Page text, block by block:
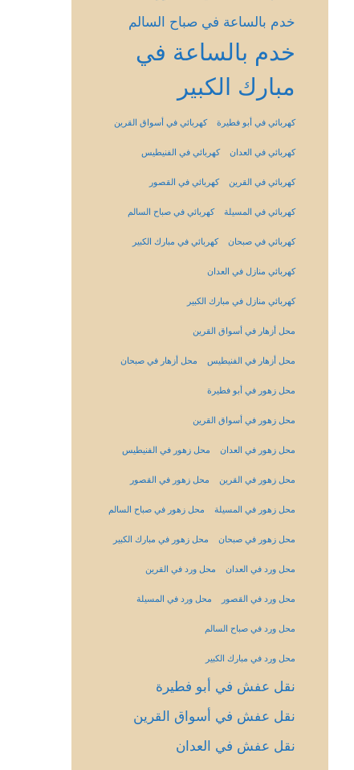
خدم بالساعة في صباح السالم
خدم بالساعة في
مبارك الكبير
كهربائي في أبو فطيرة كهربائي في أسواق القرين
كهربائي في العدان كهربائي في الفنيطيس
كهربائي في القرين كهربائي في القصور
كهربائي في المسيلة كهربائي في صباح السالم
كهربائي في صبحان كهربائي في مبارك الكبير
كهربائي منازل في العدان
كهربائي منازل في مبارك الكبير
محل أزهار في أسواق القرين
محل أزهار في الفنيطيس محل أزهار في صبحان
محل زهور في أبو فطيرة
محل زهور في أسواق القرين
محل زهور في العدان محل زهور في الفنيطيس
محل زهور في القرين محل زهور في القصور
محل زهور في المسيلة محل زهور في صباح السالم
محل زهور في صبحان محل زهور في مبارك الكبير
محل ورد في العدان محل ورد في القرين
محل ورد في القصور محل ورد في المسيلة
محل ورد في صباح السالم
محل ورد في مبارك الكبير
نقل عفش في أبو فطيرة
نقل عفش في أسواق القرين
نقل عفش في العدان